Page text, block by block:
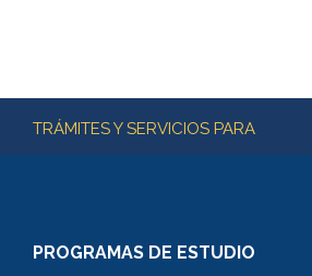
Más información
TRÁMITES Y SERVICIOS PARA
PROGRAMAS DE ESTUDIO